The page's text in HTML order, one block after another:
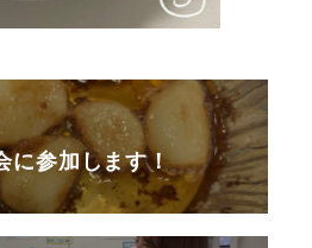
に参加します！